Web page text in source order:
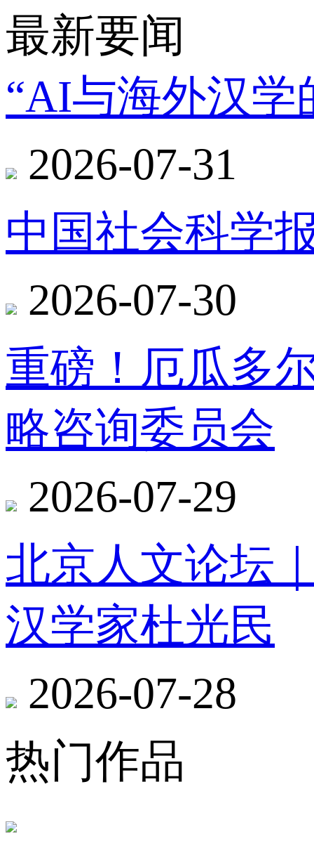
最新要闻
“AI与海外汉学
2026-07-31
中国社会科学
2026-07-30
重磅！厄瓜多
略咨询委员会
2026-07-29
北京人文论坛
汉学家杜光民
2026-07-28
热门作品